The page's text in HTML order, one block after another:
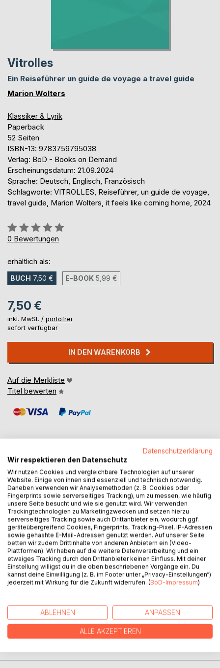
Vitrolles
Ein Reiseführer un guide de voyage a travel guide
Marion Wolters
Klassiker & Lyrik
Paperback
52 Seiten
ISBN-13: 9783759795038
Verlag: BoD - Books on Demand
Erscheinungsdatum: 21.09.2024
Sprache: Deutsch, Englisch, Französisch
Schlagworte: VITROLLES, Reiseführer, un guide de voyage,
travel guide, Marion Wolters, it feels like coming home, 2024
Bewertung::
0%
0 Bewertungen
erhältlich als:
BUCH 7,50 € E-BOOK 5,99 €
7,50 €
inkl. MwSt. / portofrei
sofort verfügbar
IN DEN WARENKORB
Auf die Merkliste
Titel bewerten
BESCHREIBUNG
Une vie hors du temps,
de leur propre histoire,
de leurs cercles professionnels et privés.
Ein Leben außerhalb der Zeit,
ihrer eigenen Geschichte,
ihrer beruflichen und privaten Kreise.
A life out of time,
her own history,
It feels like coming home.
Datenschutzerklärung
Wir respektieren den Datenschutz
Wir nutzen Cookies und vergleichbare Technologien auf unserer
Website. Einige von ihnen sind essenziell und technisch notwendig.
Daneben verwenden wir Analysemethoden (z. B. Cookies oder
Fingerprints sowie serverseitiges Tracking), um zu messen, wie häufig
unsere Seite besucht und wie sie genutzt wird. Wir verwenden
Trackingtechnologien zu Marketingzwecken und setzen hierzu
serverseitiges Tracking sowie auch Drittanbieter ein, wodurch ggf.
geräteübergreifend Cookies, Fingerprints, Tracking-Pixel, IP-Adressen
sowie gehashte E-Mail-Adressen genutzt werden. Auf unserer Seite
betten wir zudem Drittinhalte von anderen Anbietern ein (Video-
Plattformen). Wir haben auf die weitere Datenverarbeitung und ein
etwaiges Tracking durch den Drittanbieter keinen Einfluss. Mit deiner
Einstellung willigst du in die oben beschriebenen Vorgänge ein. Du
kannst deine Einwilligung (z. B. im Footer unter „Privacy-Einstellungen“)
jederzeit mit Wirkung für die Zukunft widerrufen. (BoD-Impressum)
ABLEHNEN ANPASSEN
ALLE AKZEPTIEREN